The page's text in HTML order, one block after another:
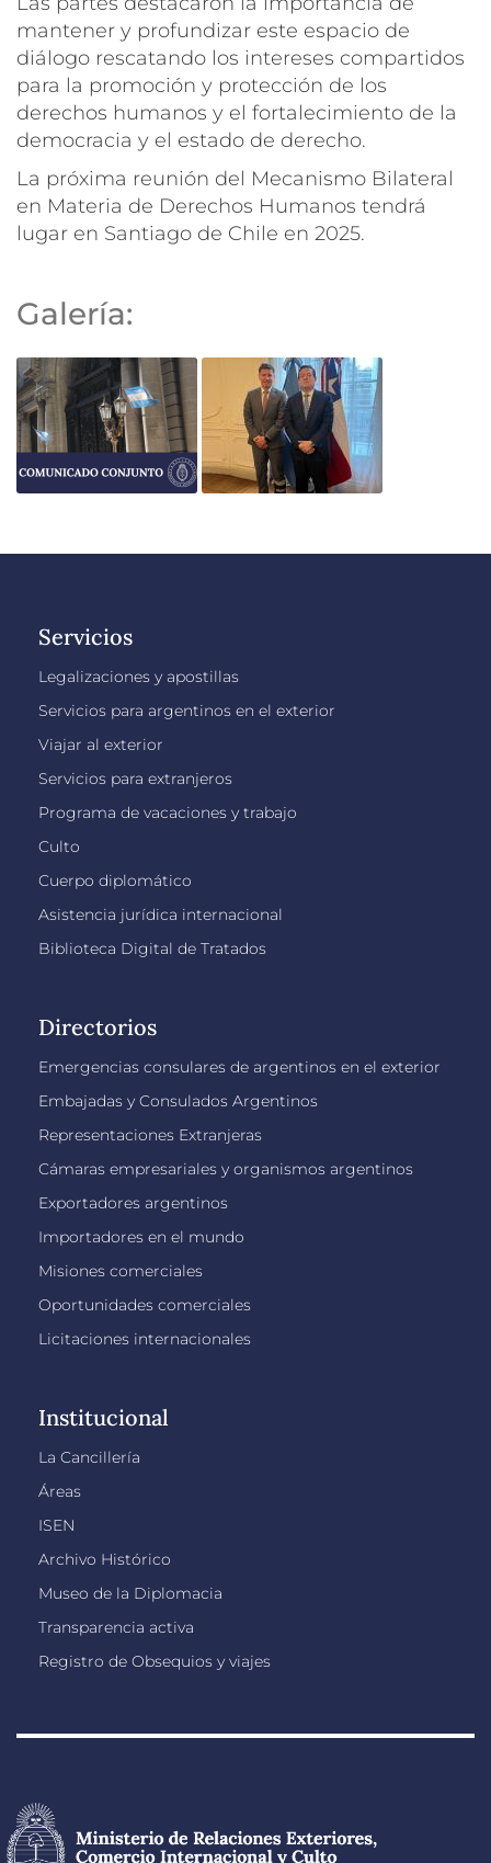
mantener y profundizar este espacio de
diálogo rescatando los intereses compartidos
para la promoción y protección de los
derechos humanos y el fortalecimiento de la
democracia y el estado de derecho.
La próxima reunión del Mecanismo Bilateral
en Materia de Derechos Humanos tendrá
lugar en Santiago de Chile en 2025.
Galería:
Servicios
Legalizaciones y apostillas
Servicios para argentinos en el exterior
Viajar al exterior
Servicios para extranjeros
Programa de vacaciones y trabajo
Culto
Cuerpo diplomático
Asistencia jurídica internacional
Biblioteca Digital de Tratados
Directorios
Emergencias consulares de argentinos en el exterior
Embajadas y Consulados Argentinos
Representaciones Extranjeras
Cámaras empresariales y organismos argentinos
Exportadores argentinos
Importadores en el mundo
Misiones comerciales
Oportunidades comerciales
Licitaciones internacionales
Institucional
La Cancillería
Áreas
ISEN
Archivo Histórico
Museo de la Diplomacia
Transparencia activa
Registro de Obsequios y viajes